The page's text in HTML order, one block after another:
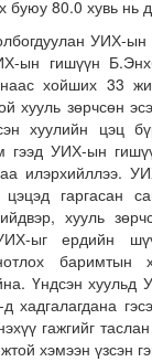
80.0 хувь нь
УИХ-ын
ын гишүүн
хойших 33
хууль зөрчсөн
хуулийн цэц
гээд УИХ-ын
илэрхийллээ.
гаргасан
хууль
ыг ердийн
баримтын
Үндсэн хуульд
хадгалагдана
гажгийг
хэмээн үзсэн